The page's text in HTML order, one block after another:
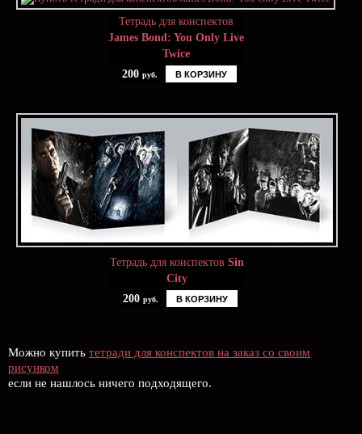
Тетрадь для конспектов
James Bond: You Only Live
Twice
200 руб. В КОРЗИНУ
Тетрадь для конспектов Sin
City
200 руб. В КОРЗИНУ
Можно купить тетради для конспектов на заказ со своим
рисунком
если не нашлось ничего подходящего.